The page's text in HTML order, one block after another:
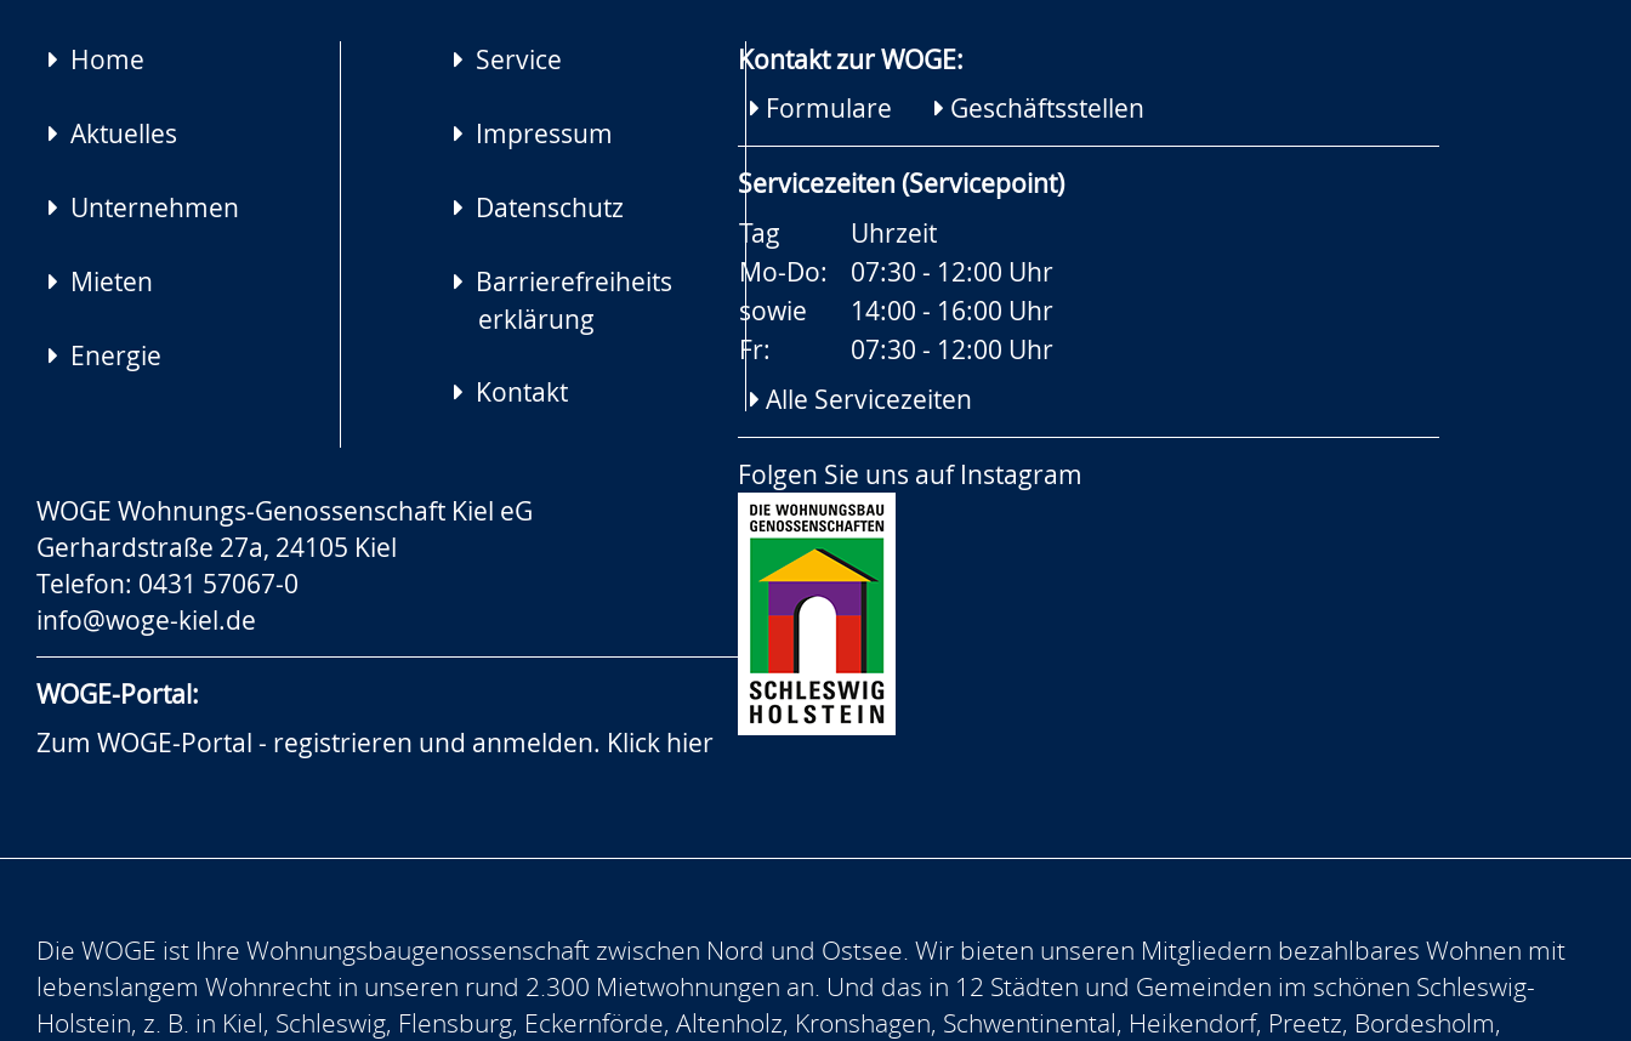
Navigation
Home
Aktuelles
Unternehmen
Mieten
Energie
Service
Impressum
Datenschutz
Barrierefreiheits
erklärung
Kontakt
Kontakt zur WOGE:
Formulare
Geschäftsstellen
Servicezeiten (Servicepoint)
Tag
Uhrzeit
Mo-Do:
07:30 - 12:00 Uhr
sowie
14:00 - 16:00 Uhr
Fr:
07:30 - 12:00 Uhr
Alle Servicezeiten
Folgen Sie uns auf Instagram
WOGE Wohnungs-Genossenschaft Kiel eG
Gerhardstraße 27a, 24105 Kiel
Telefon: 0431 57067-0
info@woge-kiel.de
WOGE-Portal:
Zum WOGE-Portal - registrieren und anmelden. Klick hier
Die WOGE ist Ihre Wohnungsbaugenossenschaft zwischen Nord und Ostsee. Wir bieten unseren Mitgliedern bezahlbares Wohnen mit
lebenslangem Wohnrecht in unseren rund 2.300 Mietwohnungen an. Und das in 12 Städten und Gemeinden im schönen Schleswig-
Holstein, z. B. in Kiel, Schleswig, Flensburg, Eckernförde, Altenholz, Kronshagen, Schwentinental, Heikendorf, Preetz, Bordesholm,